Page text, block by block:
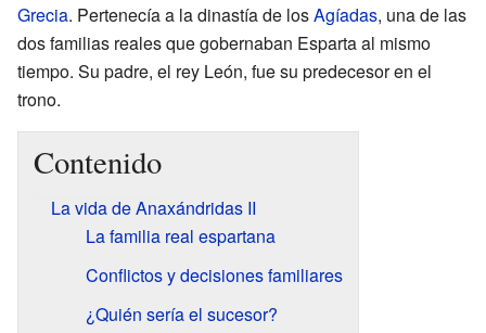
Grecia. Pertenecía a la dinastía de losAgíadas, una de las
dos familias reales que gobernaban Esparta al mismo
tiempo. Su padre, el rey León, fue su predecesor en el
trono.
Contenido
La vida de Anaxándridas II
La familia real espartana
Conflictos y decisiones familiares
¿Quién sería el sucesor?